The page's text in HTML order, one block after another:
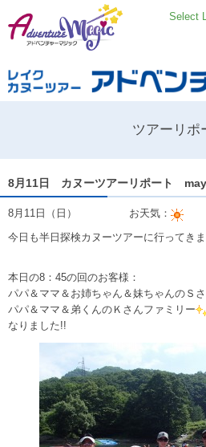
Select
ツアーリポ
8月11日 カヌーツアーリポート
8月11日（日） お天気：
今日も半日探検カヌーツアーに行ってき
本日の8：45の回のお客様：
パパ＆ママ＆お姉ちゃん＆妹ちゃんのＳ
パパ＆ママ＆弟くんのＫさんファミリー
なりました!!